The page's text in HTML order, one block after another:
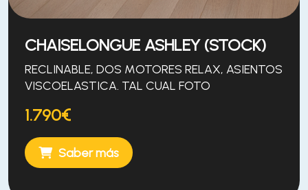
CHAISELONGUE ASHLEY (STOCK)
RECLINABLE, DOS MOTORES RELAX, ASIENTOS
VISCOELASTICA. TAL CUAL FOTO
1.790€
Saber más